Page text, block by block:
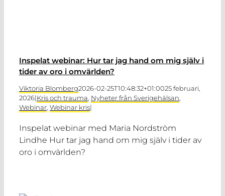
Inspelat webinar: Hur tar jag hand om mig själv i
tider av oro i omvärlden?
Viktoria Blomberg2026-02-25T10:48:32+01:0025 februari,
2026|Kris och trauma, Nyheter från Sverigehälsan,
Webinar, Webinar kris|
Inspelat webinar med Maria Nordström
Lindhe Hur tar jag hand om mig själv i tider av
oro i omvärlden?